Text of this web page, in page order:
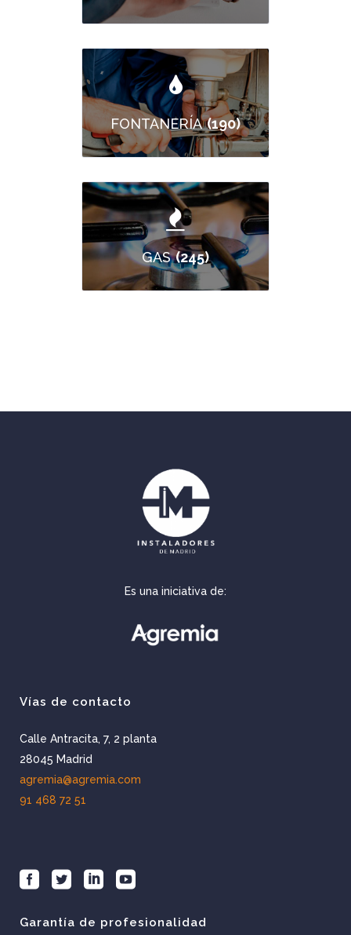
FONTANERÍA (190)
GAS (245)
Es una iniciativa de:
Vías de contacto
Calle Antracita, 7, 2 planta
28045 Madrid
agremia@agremia.com
91 468 72 51
Garantía de profesionalidad